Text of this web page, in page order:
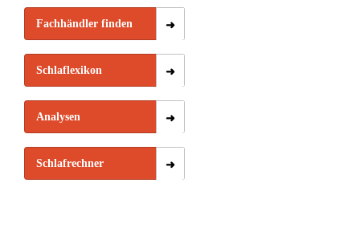
Fachhändler finden
Schlaflexikon
Analysen
Schlafrechner